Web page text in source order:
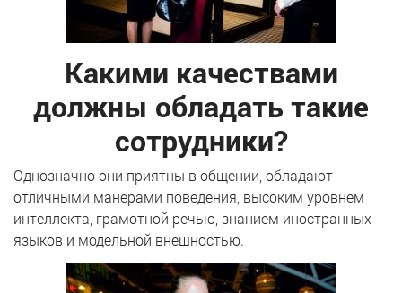
Какими качествами
должны обладать такие
сотрудники?
Однозначно они приятны в общении, обладают
отличными манерами поведения, высоким уровнем
интеллекта, грамотной речью, знанием иностранных
языков и модельной внешностью.